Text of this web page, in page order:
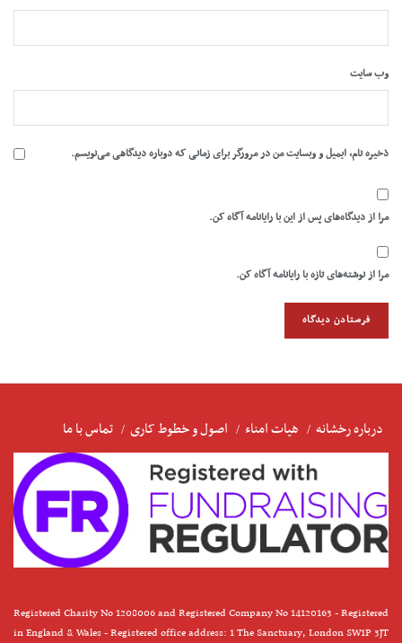
وب‌ سایت
ذخیره نام، ایمیل و وبسایت من در مرورگر برای زمانی که دوباره دیدگاهی می‌نویسم.
مرا از دیدگاه‌های پس از این با رایانامه آگاه کن.
مرا از نوشته‌های تازه با رایانامه آگاه کن.
درباره رخشانه هیات امناء اصول و خطوط کاری تماس با ما
Registered Charity No 1208006 and Registered Company No 14120163 - Registered
in England & Wales - Registered office address: 1 The Sanctuary, London SW1P 3JT